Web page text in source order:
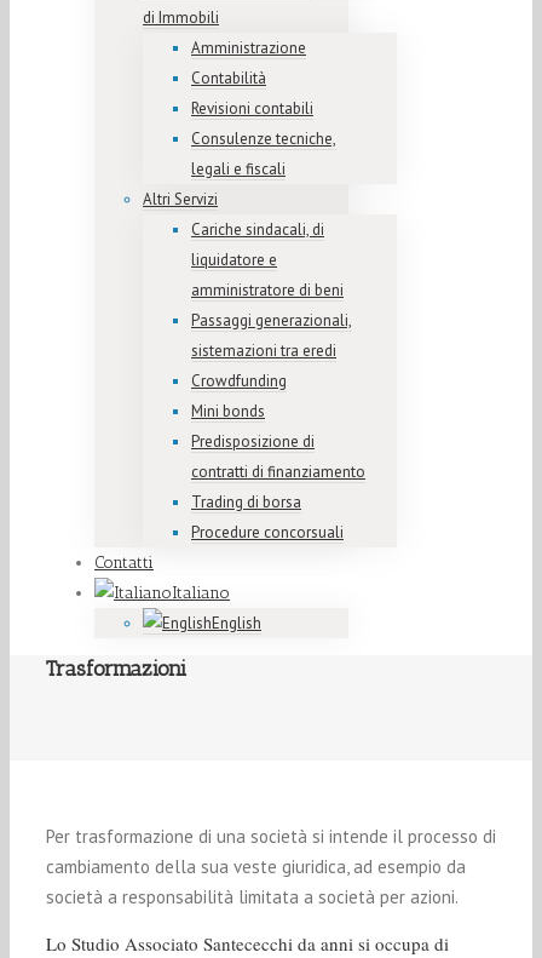
di Immobili
Amministrazione
Contabilità
Revisioni contabili
Consulenze tecniche,
legali e fiscali
Altri Servizi
Cariche sindacali, di
liquidatore e
amministratore di beni
Passaggi generazionali,
sistemazioni tra eredi
Crowdfunding
Mini bonds
Predisposizione di
contratti di finanziamento
Trading di borsa
Procedure concorsuali
Contatti
Italiano
English
Trasformazioni
Per trasformazione di una società si intende il processo di
cambiamento della sua veste giuridica, ad esempio da
società a responsabilità limitata a società per azioni.
Lo Studio Associato Santececchi da anni si occupa di